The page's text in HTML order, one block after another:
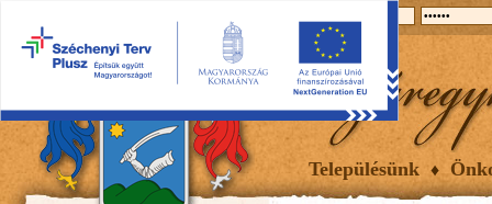
Településünk